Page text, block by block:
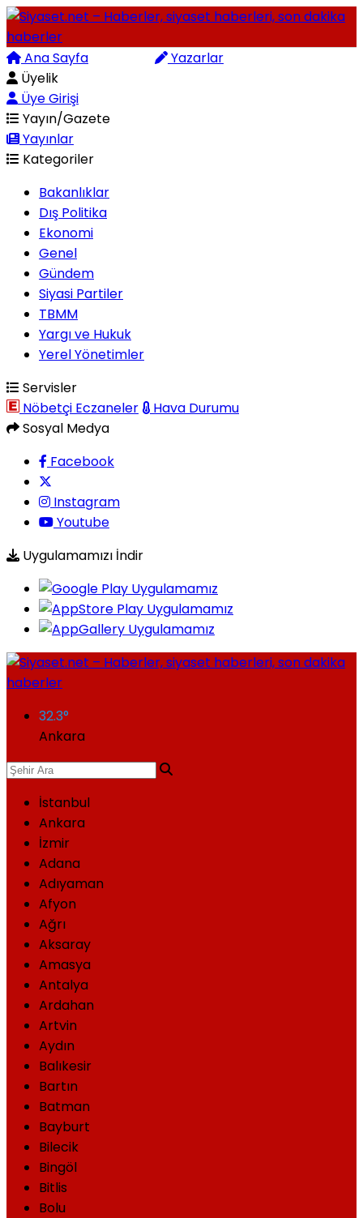
Ana Sayfa
Yazarlar
Üyelik
Üye Girişi
Yayın/Gazete
Yayınlar
Kategoriler
Bakanlıklar
Dış Politika
Ekonomi
Genel
Gündem
Siyasi Partiler
TBMM
Yargı ve Hukuk
Yerel Yönetimler
Servisler
Nöbetçi Eczaneler
Hava Durumu
Sosyal Medya
Facebook
Instagram
Youtube
Uygulamamızı İndir
32.3°
Ankara
İstanbul
Ankara
İzmir
Adana
Adıyaman
Afyon
Ağrı
Aksaray
Amasya
Antalya
Ardahan
Artvin
Aydın
Balıkesir
Bartın
Batman
Bayburt
Bilecik
Bingöl
Bitlis
Bolu